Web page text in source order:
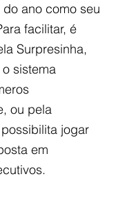
ano como seu
facilitar, é
Surpresinha,
sistema
ou pela
jogar
em